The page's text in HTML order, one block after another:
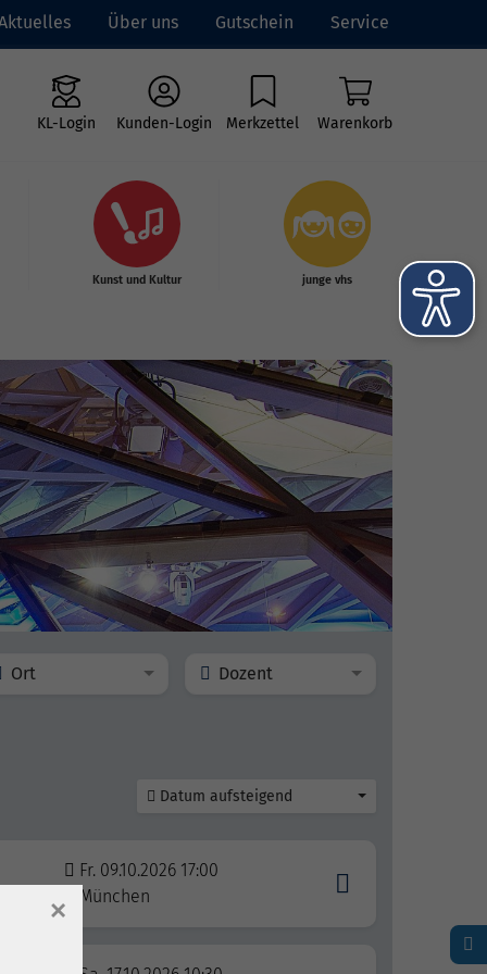
Über uns Gutschein Service
KL-Login Kunden-Login Merkzettel Warenkorb
Kunst und Kultur junge vhs
Ort Dozent
Datum aufsteigend
Fr. 09.10.2026 17:00
München
×